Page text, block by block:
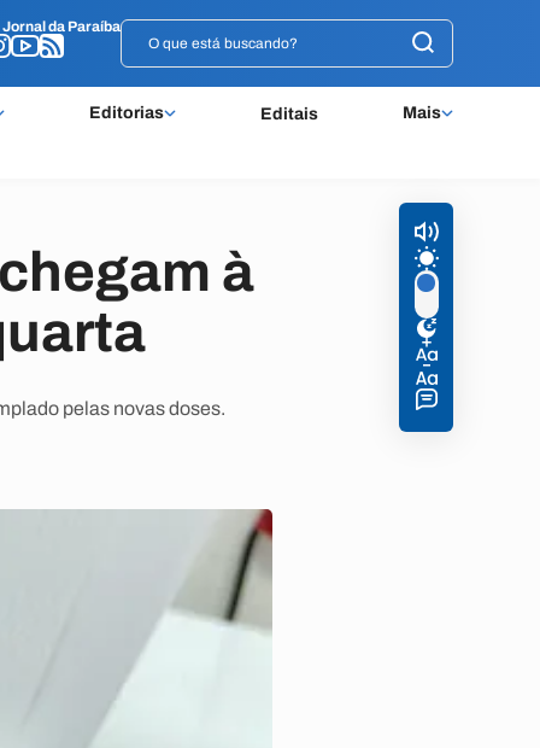
Jornal da Paraíba
Editorias Editais Mais
Jornal da Paraíba
à
pelas novas doses.